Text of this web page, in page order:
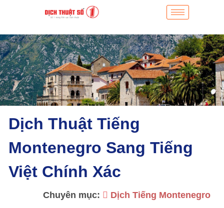
Dịch Thuật Tiếng
Montenegro Sang Tiếng
Việt Chính Xác
Chuyên mục: Dịch Tiếng Montenegro